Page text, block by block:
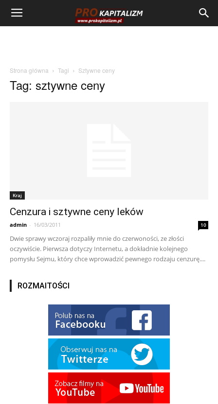
Strona główna Tagi Sztywne ceny
Tag: sztywne ceny
Kraj
Cenzura i sztywne ceny leków
admin - 16/03/2011 10
Dwie sprawy wczoraj rozpaliły mnie do czerwoności, ze złości
oczywiście. Pierwsza dotyczy Internetu, a dokładnie kolejnego
pomysłu Sejmu, który chce wprowadzić pewnego rodzaju cenzurę....
ROZMAITOŚCI